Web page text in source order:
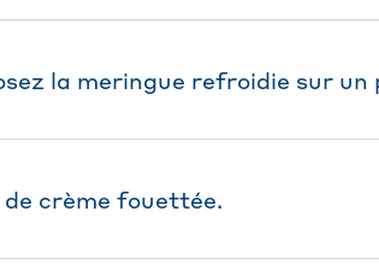
la meringue refroidie sur un
de crème fouettée.